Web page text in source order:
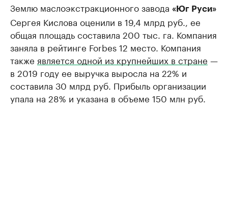
Землю маслоэкстракционного завода «Юг Руси»
Сергея Кислова оценили в 19,4 млрд руб., ее
общая площадь составила 200 тыс. га. Компания
заняла в рейтинге Forbes 12 место. Компания
также является одной из крупнейших в стране —
в 2019 году ее выручка выросла на 22% и
составила 30 млрд руб. Прибыль организации
упала на 28% и указана в объеме 150 млн руб.